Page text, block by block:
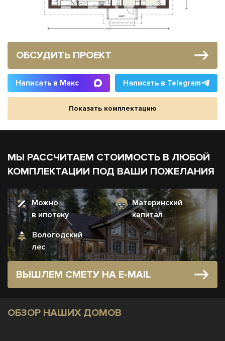
ОБСУДИТЬ ПРОЕКТ
Написать в Макс Написать в Telegram
Показать комплектацию
МЫ РАССЧИТАЕМ СТОИМОСТЬ В ЛЮБОЙ
КОМПЛЕКТАЦИИ ПОД ВАШИ ПОЖЕЛАНИЯ
Можно
в ипотеку
Материнский
капитал
Вологодский
лес
ВЫШЛЕМ СМЕТУ НА E-MAIL
ОБЗОР НАШИХ ДОМОВ